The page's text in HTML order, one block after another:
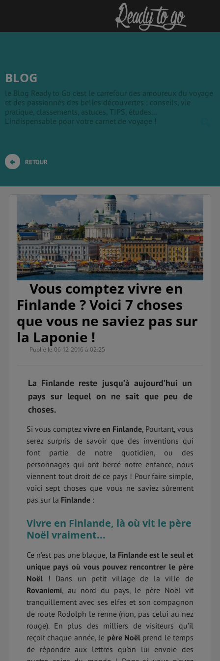
BLOG
le Blog Ready to Go c'est le carrefour des amoureux du voyage
et des passionnés des belles découvertes : conseils, vie
pratique, classements, astuces, TIPS, études...
L'indispensable pour votre carnet de voyage !
RETOUR
Vous comptez vivre en
Finlande ? Voici 7 choses
que vous ne saviez pas sur
la Laponie !
Publié le 06-12-2016 à 02:25
La Finlande reste jusqu’à aujourd’hui un
pays sur lequel on ne sait que peu de
choses.
Si vous comptez vivre en Finlande, Pourtant, vous
serez surpris de savoir que des inventions qui
font partie de notre quotidien, ou des
personnages qui ont bercé notre enfance, nous
viennent tout droit de ce pays ! Pour faire simple,
voici sept choses que vous ne saviez sûrement
pas sur la Finlande :
Vivre en Finlande, là où vit le père
Noël vraiment...
Ce n’est pas une blague, la Finlande est le seul et
unique pays où vous pouvez rencontrer le père
Noël ! Dans un petit village de la ville de
Rovaniemi, au nord du pays, le père Noël vit
tranquillement avec ses elfes et son compagnon
de route Rodolph le renne (non, pas celui au nez
rouge). En plus des milliers de visiteurs qu’il
reçoit chaque année, le père Noëlprend le temps
de répondre aux lettres qu’on lui envoie des